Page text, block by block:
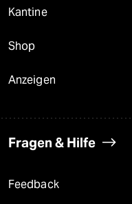
Kantine
Shop
Anzeigen
Fragen & Hilfe
Feedback